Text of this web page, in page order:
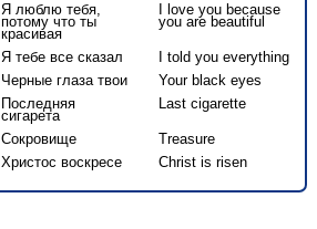
Я люблю тебя,
потому что ты
красивая
I love you because
you are beautiful
Я тебе все сказал
I told you everything
Черные глаза твои
Your black eyes
Последняя
сигарета
Last cigarette
Сокровище
Treasure
Христос воскресе Christ is risen